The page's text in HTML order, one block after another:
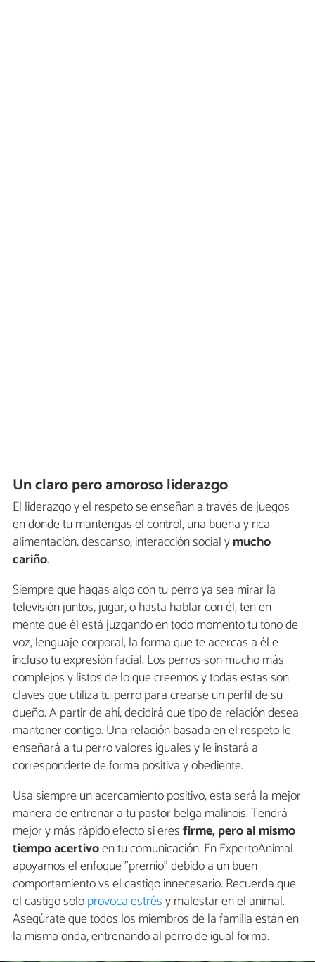
Un claro pero amoroso liderazgo
El liderazgo y el respeto se enseñan a través de juegos
en donde tu mantengas el control, una buena y rica
alimentación, descanso, interacción social ymucho
cariño.
Siempre que hagas algo con tu perro ya sea mirar la
televisión juntos, jugar, o hasta hablar con él, ten en
mente que él está juzgando en todo momento tu tono de
voz, lenguaje corporal, la forma que te acercas a él e
incluso tu expresión facial. Los perros son mucho más
complejos y listos de lo que creemos y todas estas son
claves que utiliza tu perro para crearse un perfil de su
dueño. A partir de ahí, decidirá que tipo de relación desea
mantener contigo. Una relación basada en el respeto le
enseñará a tu perro valores iguales y le instará a
corresponderte de forma positiva y obediente.
Usa siempre un acercamiento positivo, esta será la mejor
manera de entrenar a tu pastor belga malinois. Tendrá
mejor y más rápido efecto si eresfirme, pero al mismo
tiempo acertivoen tu comunicación. En ExpertoAnimal
apoyamos el enfoque "premio" debido a un buen
comportamiento vs el castigo innecesario. Recuerda que
el castigo soloprovoca estrésy malestar en el animal.
Asegúrate que todos los miembros de la familia están en
la misma onda, entrenando al perro de igual forma.